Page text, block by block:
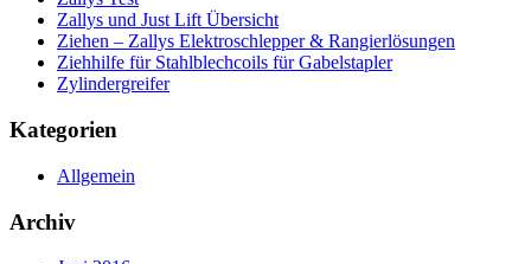
Zallys und Just Lift Übersicht
Ziehen – Zallys Elektroschlepper & Rangierlösungen
Ziehhilfe für Stahlblechcoils für Gabelstapler
Zylindergreifer
Kategorien
Allgemein
Archiv